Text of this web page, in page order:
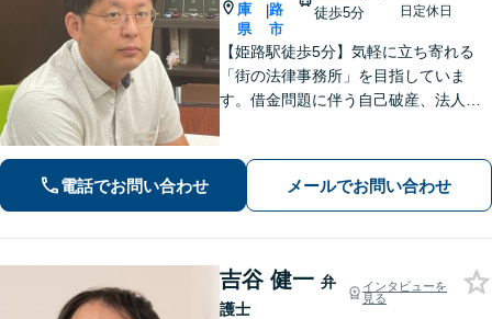
庫
県
|路
市
徒歩5分
日定休日
【姫路駅徒歩5分】気軽に立ち寄れる
「街の法律事務所」を目指していま
す。借金問題に伴う自己破産、法人破
しっかり耳を傾けサポートいたしま
す。【初回相談無料】【個室対応】
電話でお問い合わせ メールでお問い合わせ
吉谷 健一 弁
護士
インタビューを
見る